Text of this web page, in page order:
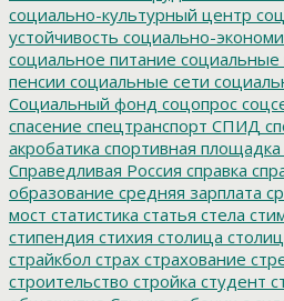
социально-культурный центр
устойчивость социально-
социальное питание социальные
пенсии социальные сети
Социальный фонд соцопрос
спасение спецтранспорт СПИД
акробатика спортивная площадка
Справедливая Россия справка
образование средняя зарплата
мост статистика статья стела
стипендия стихия столица
страйкбол страх страхование
строительство стройка студент